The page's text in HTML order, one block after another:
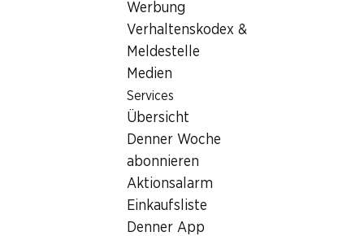
Werbung
Verhaltenskodex &
Meldestelle
Medien
Services
Übersicht
Denner Woche
abonnieren
Aktionsalarm
Einkaufsliste
Denner App
Zur Wegbeschreibung
Öffnungszeiten